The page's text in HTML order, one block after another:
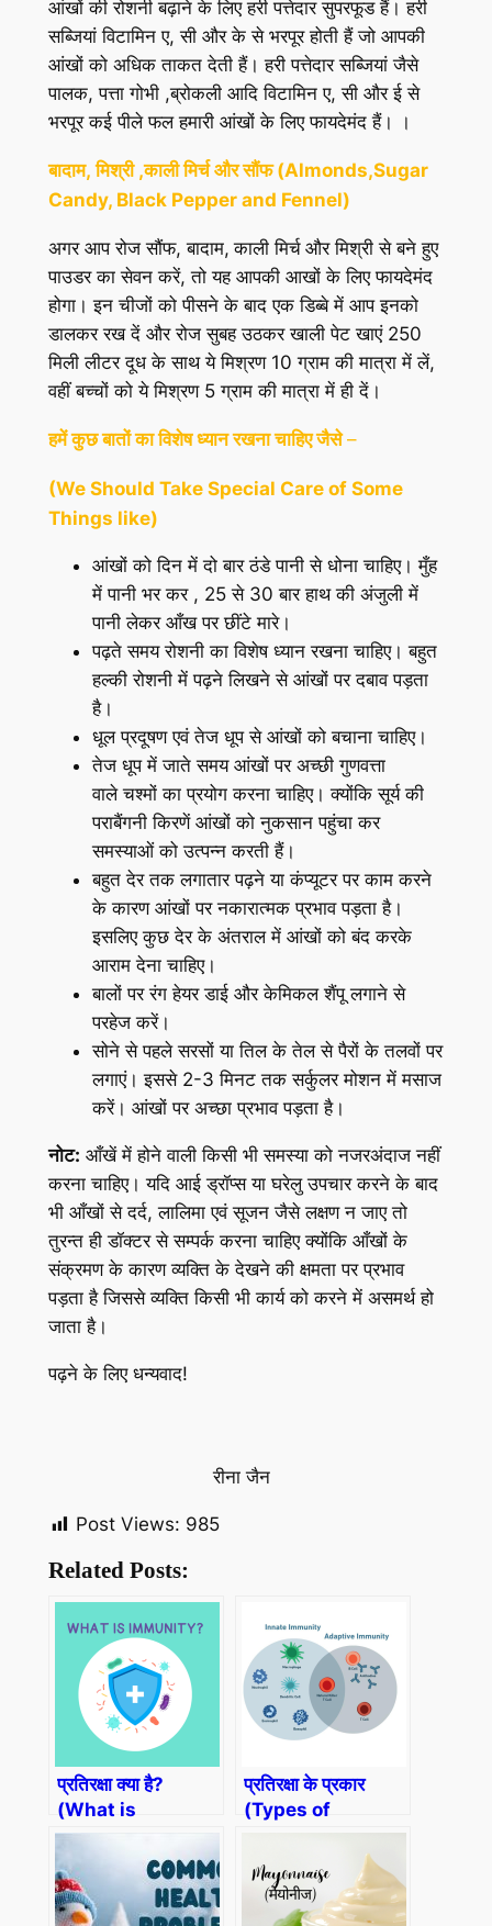
आंखों की रोशनी बढ़ाने के लिए हरी पत्तेदार सुपरफूड हैं। हरी
सब्जियां विटामिन ए, सी और के से भरपूर होती हैं जो आपकी
आंखों को अधिक ताकत देती हैं। हरी पत्तेदार सब्जियां जैसे
पालक, पत्ता गोभी ,ब्रोकली आदि विटामिन ए, सी और ई से
भरपूर कई पीले फल हमारी आंखों के लिए फायदेमंद हैं। ।
बादाम,मिश्री,कालीमिर्चऔरसौंफ(Almonds,Sugar
Candy, Black Pepper and Fennel)
अगर आप रोज सौंफ, बादाम, काली मिर्च और मिश्री से बने हुए
पाउडर का सेवन करें, तो यह आपकी आखों के लिए फायदेमंद
होगा। इन चीजों को पीसने के बाद एक डिब्बे में आप इनको
डालकर रख दें और रोज सुबह उठकर खाली पेट खाएं 250
मिली लीटर दूध के साथ ये मिश्रण 10 ग्राम की मात्रा में लें,
वहीं बच्चों को ये मिश्रण 5 ग्राम की मात्रा में ही दें।
हमेंकुछबातोंकाविशेषध्यानरखनाचाहिएजैसे–
(We Should Take Special Care of Some
Things like)
आंखों को दिन में दो बार ठंडे पानी से धोना चाहिए। मुँह
में पानी भर कर , 25 से 30 बार हाथ की अंजुली में
पानी लेकर आँख पर छींटे मारे।
पढ़ते समय रोशनी का विशेष ध्यान रखना चाहिए। बहुत
हल्की रोशनी में पढ़ने लिखने से आंखों पर दबाव पड़ता
है।
धूल प्रदूषण एवं तेज धूप से आंखों को बचाना चाहिए।
तेज धूप में जाते समय आंखों पर अच्छी गुणवत्ता
वाले चश्मों का प्रयोग करना चाहिए। क्योंकि सूर्य की
पराबैंगनी किरणें आंखों को नुकसान पहुंचा कर
समस्याओं को उत्पन्न करती हैं।
बहुत देर तक लगातार पढ़ने या कंप्यूटर पर काम करने
के कारण आंखों पर नकारात्मक प्रभाव पड़ता है।
इसलिए कुछ देर के अंतराल में आंखों को बंद करके
आराम देना चाहिए।
बालों पर रंग हेयर डाई और केमिकल शैंपू लगाने से
परहेज करें।
सोने से पहले सरसों या तिल के तेल से पैरों के तलवों पर
लगाएं। इससे 2-3 मिनट तक सर्कुलर मोशन में मसाज
करें। आंखों पर अच्छा प्रभाव पड़ता है।
नोट: आँखें में होने वाली किसी भी समस्या को नजरअंदाज नहीं
करना चाहिए। यदि आई ड्रॉप्स या घरेलु उपचार करने के बाद
भी आँखों से दर्द, लालिमा एवं सूजन जैसे लक्षण न जाए तो
तुरन्त ही डॉक्टर से सम्पर्क करना चाहिए क्योंकि आँखों के
संक्रमण के कारण व्यक्ति के देखने की क्षमता पर प्रभाव
पड़ता है जिससे व्यक्ति किसी भी कार्य को करने में असमर्थ हो
जाता है।
पढ़ने के लिए धन्यवाद!
रीना जैन
Post Views: 985
Related Posts:
प्रतिरक्षा क्या है?
(What is
Immunity?) in
Hindi
प्रतिरक्षा के प्रकार
(Types of